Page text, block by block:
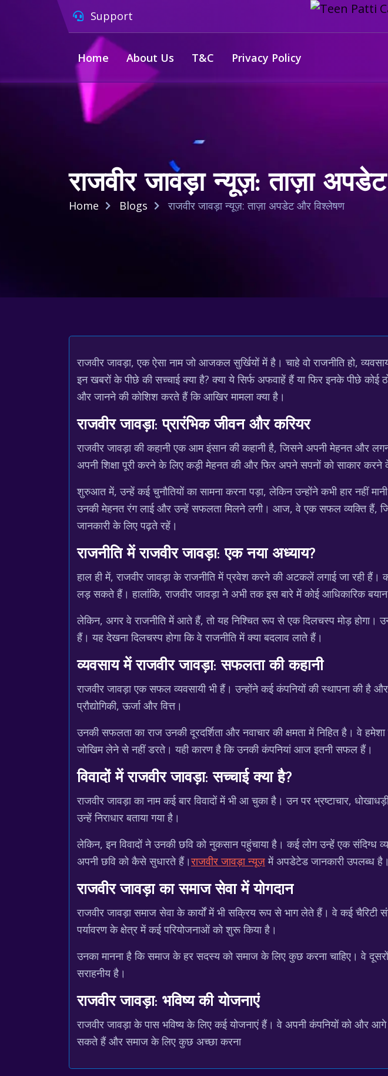
Support
Home About Us T&C Privacy Policy
राजवीर जावड़ा न्यूज़: ताज़ा
Home Blogs राजवीर जावड़ा न्यूज़: ताज़ा अपडेट और विश्लेषण
राजवीर जावड़ा, एक ऐसा नाम जो आजकल सुर्खियों में है। चाहे वो राजनीति हो,
इन खबरों के पीछे की सच्चाई क्या है? क्या ये सिर्फ अफवाहें हैं या फिर इनके पीछे
और जानने की कोशिश करते हैं कि आखिर मामला क्या है।
राजवीर जावड़ा: प्रारंभिक जीवन और करियर
राजवीर जावड़ा की कहानी एक आम इंसान की कहानी है, जिसने अपनी मेहनत और
अपनी शिक्षा पूरी करने के लिए कड़ी मेहनत की और फिर अपने सपनों को साकार
शुरुआत में, उन्हें कई चुनौतियों का सामना करना पड़ा, लेकिन उन्होंने कभी हार नहीं
उनकी मेहनत रंग लाई और उन्हें सफलता मिलने लगी। आज, वे एक सफल व्यक्ति हैं,
जानकारी के लिए पढ़ते रहें।
राजनीति में राजवीर जावड़ा: एक नया अध्याय?
हाल ही में, राजवीर जावड़ा के राजनीति में प्रवेश करने की अटकलें लगाई जा रही
लड़ सकते हैं। हालांकि, राजवीर जावड़ा ने अभी तक इस बारे में कोई आधिकारिक बयान
लेकिन, अगर वे राजनीति में आते हैं, तो यह निश्चित रूप से एक दिलचस्प मोड़
हैं। यह देखना दिलचस्प होगा कि वे राजनीति में क्या बदलाव लाते हैं।
व्यवसाय में राजवीर जावड़ा: सफलता की कहानी
राजवीर जावड़ा एक सफल व्यवसायी भी हैं। उन्होंने कई कंपनियों की स्थापना की है
प्रौद्योगिकी, ऊर्जा और वित्त।
उनकी सफलता का राज उनकी दूरदर्शिता और नवाचार की क्षमता में निहित है। वे
जोखिम लेने से नहीं डरते। यही कारण है कि उनकी कंपनियां आज इतनी सफल हैं।
विवादों में राजवीर जावड़ा: सच्चाई क्या है?
राजवीर जावड़ा का नाम कई बार विवादों में भी आ चुका है। उन पर भ्रष्टाचार,
उन्हें निराधार बताया गया है।
लेकिन, इन विवादों ने उनकी छवि को नुकसान पहुंचाया है। कई लोग उन्हें एक
अपनी छवि को कैसे सुधारते हैं।राजवीर जावड़ा न्यूज़में अपडेटेड जानकारी उपलब्ध है।
राजवीर जावड़ा का समाज सेवा में योगदान
राजवीर जावड़ा समाज सेवा के कार्यों में भी सक्रिय रूप से भाग लेते हैं। वे कई चैरिटी
पर्यावरण के क्षेत्र में कई परियोजनाओं को शुरू किया है।
उनका मानना है कि समाज के हर सदस्य को समाज के लिए कुछ करना चाहिए। वे
सराहनीय है।
राजवीर जावड़ा: भविष्य की योजनाएं
राजवीर जावड़ा के पास भविष्य के लिए कई योजनाएं हैं। वे अपनी कंपनियों को और
सकते हैं और समाज के लिए कुछ अच्छा करना